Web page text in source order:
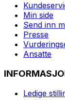
Min side
Send inn
Presse
Ansatte
Ledige